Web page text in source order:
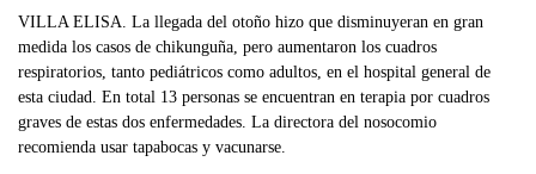
VILLA ELISA. La llegada del otoño hizo que disminuyeran en gran
medida los casos de chikunguña, pero aumentaron los cuadros
respiratorios, tanto pediátricos como adultos, en el hospital general de
esta ciudad. En total 13 personas se encuentran en terapia por cuadros
graves de estas dos enfermedades. La directora del nosocomio
recomienda usar tapabocas y vacunarse.